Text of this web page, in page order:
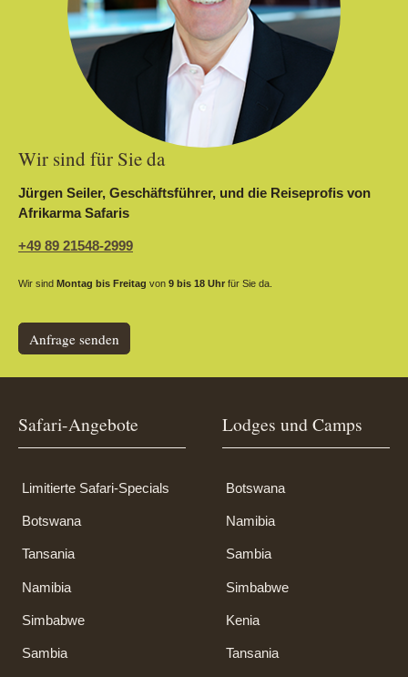
Wir sind für Sie da
Jürgen Seiler, Geschäftsführer, und die Reiseprofis von
Afrikarma Safaris
+49 89 21548-2999
Wir sind Montag bis Freitag von 9 bis 18 Uhr für Sie da.
Anfrage senden
Safari-Angebote
Limitierte Safari-Specials
Botswana
Tansania
Namibia
Simbabwe
Sambia
Lodges und Camps
Botswana
Namibia
Sambia
Simbabwe
Kenia
Tansania